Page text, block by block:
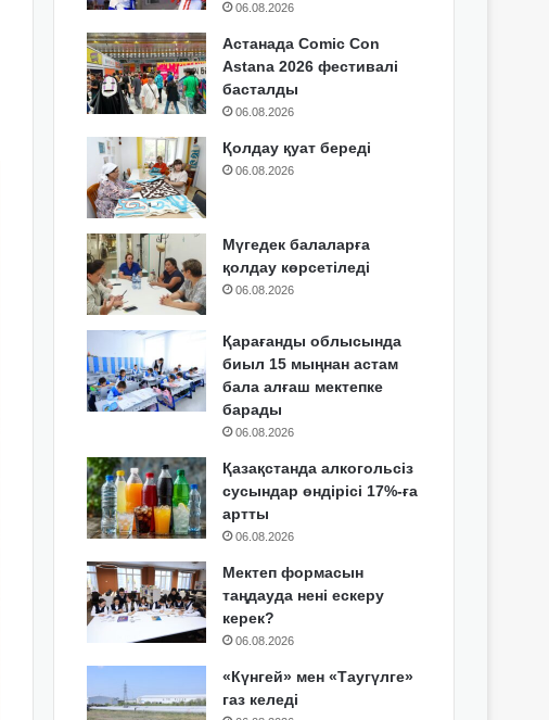
06.08.2026
Астанада Comic Con
Astana 2026 фестивалі
басталды
06.08.2026
Қолдау қуат береді
06.08.2026
Мүгедек балаларға
қолдау көрсетіледі
06.08.2026
Қарағанды облысында
биыл 15 мыңнан астам
бала алғаш мектепке
барады
06.08.2026
Қазақстанда алкогольсіз
сусындар өндірісі 17%-ға
артты
06.08.2026
Мектеп формасын
таңдауда нені ескеру
керек?
06.08.2026
«Күнгей» мен «Таугүлге»
газ келеді